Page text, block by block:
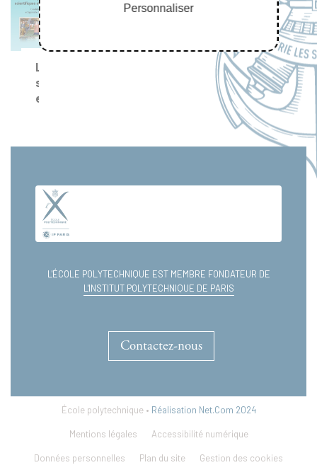
Lexiques
scientifiques
et
L'ÉCOLE POLYTECHNIQUE EST MEMBRE FONDATEUR DE
L'INSTITUT POLYTECHNIQUE DE PARIS
Contactez-nous
École polytechnique • Réalisation Net.Com 2024
Mentions légales Accessibilité numérique
Données personnelles Plan du site Gestion des cookies
Personnaliser